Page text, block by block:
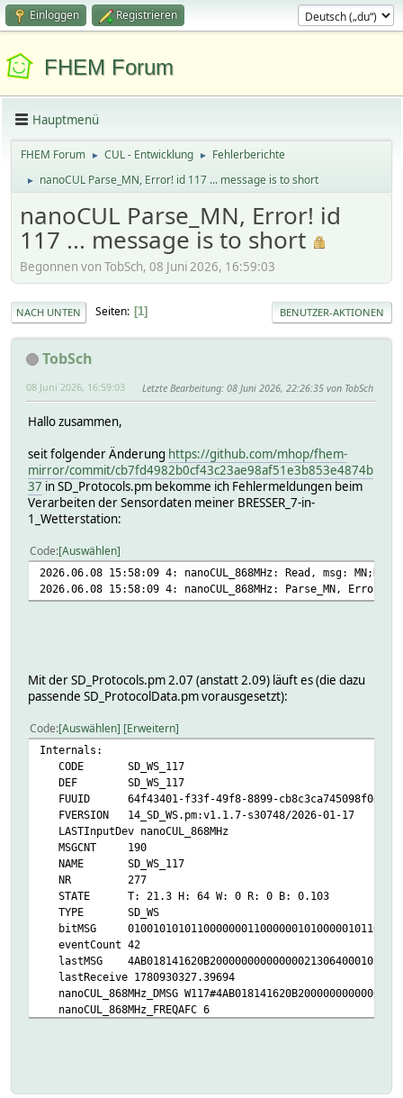
Einloggen Registrieren
FHEM Forum
Hauptmenü
FHEM Forum ► CUL - Entwicklung ► Fehlerberichte
► nanoCUL Parse_MN, Error! id 117 ... message is to short
nanoCUL Parse_MN, Error! id
117 ... message is to short
Begonnen von TobSch, 08 Juni 2026, 16:59:03
NACH UNTEN Seiten 1 BENUTZER-AKTIONEN
TobSch
08 Juni 2026, 16:59:03 Letzte Bearbeitung: 08 Juni 2026, 22:26:35 von TobSch
Hallo zusammen,
seit folgender Änderung https://github.com/mhop/fhem-
mirror/commit/cb7fd4982b0cf43c23ae98af51e3b853e4874b
37 in SD_Protocols.pm bekomme ich Fehlermeldungen beim
Verarbeiten der Sensordaten meiner BRESSER_7-in-
1_Wetterstation:
Code Auswählen
2026.06.08 15:58:09 4: nanoCUL_868MHz: Read, msg:
2026.06.08 15:58:09 4: nanoCUL_868MHz: Parse_MN, Error! id
Mit der SD_Protocols.pm 2.07 (anstatt 2.09) läuft es (die dazu
passende SD_ProtocolData.pm vorausgesetzt):
Code Auswählen Erweitern
Internals:
CODE SD_WS_117
DEF SD_WS_117
FUUID 64f43401-f33f-49f8-8899-cb8c3ca745098f0e
FVERSION 14_SD_WS.pm:v1.1.7-s30748/2026-01-17
LASTInputDev nanoCUL_868MHz
MSGCNT 190
NAME SD_WS_117
NR 277
STATE T: 21.3 H: 64 W: 0 R: 0 B: 0.103
TYPE SD_WS
bitMSG
eventCount 42
lastMSG
lastReceive 1780930327.39694
nanoCUL_868MHz_DMSG
nanoCUL_868MHz_FREQAFC 6